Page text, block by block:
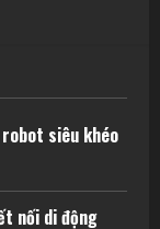
siêu khéo
nối di động